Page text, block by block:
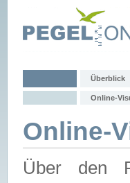
Überblick
Online-
Online-
Über den